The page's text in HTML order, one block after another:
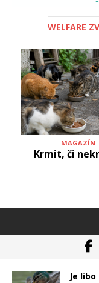
WELFARE
MAGAZÍN
Krmit, či
Je